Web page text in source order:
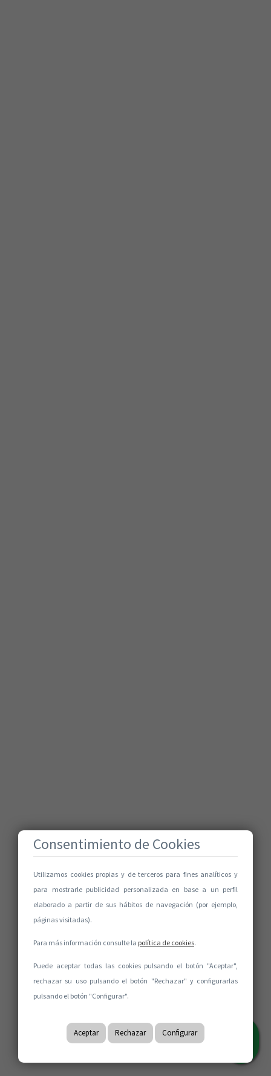
Consentimiento de Cookies
Utilizamos cookies propias y de terceros para fines analíticos y
para mostrarle publicidad personalizada en base a un perfil
elaborado a partir de sus hábitos de navegación (por ejemplo,
páginas visitadas).
Para más información consulte la política de cookies.
Puede aceptar todas las cookies pulsando el botón "Aceptar",
rechazar su uso pulsando el botón "Rechazar" y configurarlas
pulsando el botón "Configurar".
Aceptar Rechazar Configurar